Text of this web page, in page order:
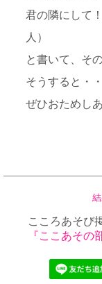
君の隣にして
人）
と書いて、そ
そうすると・
ぜひおためし
こころあそび
『ここあその